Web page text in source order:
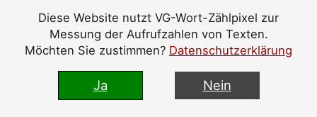
Rhonhof ist Boehms Zuschrift „vergiftet“, und
deshalb rührt er sie nicht an.
Im zitierten Heft 1971/3 folgt zudem auf Boehms
Brief eine Erwiderung von Baumgart, in der er die
Diese Website nutzt VG-Wort-Zählpixel zur
Messung der Aufrufzahlen von Texten.
Möchten Sie zustimmen? Datenschutzerklärung
Ja Nein